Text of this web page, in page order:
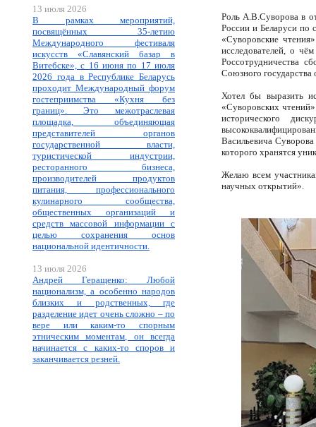
13 июля 2026
В рамках мероприятий,
посвящённых 35-летию
Международного фестиваля
искусств «Славянский базар в
Витебске», с 16 июня по 17 июля
2026 года в Республике Беларусь
проходит Международный форум
гостеприимства «Кухня без
границ». Это межотраслевая
площадка, объединяющая
представителей органов
государственной власти,
туристической индустрии,
ресторанного бизнеса,
производителей продуктов
питания, профессионального
кулинарного сообщества,
общественных организаций и
средств массовой информации с
целью сохранения основ
национальной идентичности.
13 июля 2026
Андрей Геращенко: Любой
национализм, а особенно народов
близких и родственных, где
разделение идет очень сложно – по
вере или каким-то спорным
этническим моментам, он всегда
начинается с каких-то споров и
заканчивается резней.
Роль А.В.Суворова в
России и Беларуси по
«Суворовские
исследователей, о
Россотрудничества
Союзного
Хотел бы выразить
«Суворовских
исторического
Васильевича
которого хранятся
Желаю всем
научных открытий».